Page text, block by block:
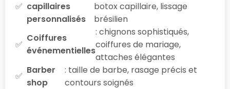
capillaires
personnalisés
botox capillaire, lissage
brésilien
Coiffures
événementielles
: chignons sophistiqués,
coiffures de mariage,
attaches élégantes
Barber
shop
: taille de barbe, rasage précis et
contours soignés